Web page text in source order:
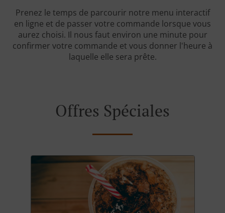
Prenez le temps de parcourir notre menu interactif
en ligne et de passer votre commande lorsque vous
aurez choisi. Il nous faut environ une minute pour
confirmer votre commande et vous donner l'heure à
laquelle elle sera prête.
Offres Spéciales